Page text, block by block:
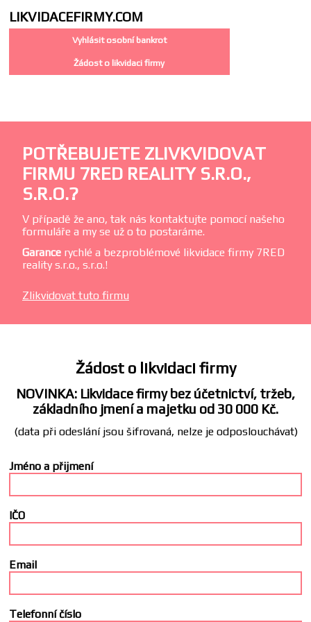
LIKVIDACEFIRMY.COM
Vyhlásit osobní bankrot
Žádost o likvidaci firmy
POTŘEBUJETE ZLIVKVIDOVAT
FIRMU 7RED REALITY S.R.O.,
S.R.O.?
V případě že ano, tak nás kontaktujte pomocí našeho
formuláře a my se už o to postaráme.
Garance rychlé a bezproblémové likvidace firmy 7RED
reality s.r.o., s.r.o.!
Zlikvidovat tuto firmu
Žádost o likvidaci firmy
NOVINKA: Likvidace firmy bez účetnictví, tržeb,
základního jmení a majetku od 30 000 Kč.
(data při odeslání jsou šifrovaná, nelze je odposlouchávat)
Jméno a přijmení
IČO
Email
Telefonní číslo